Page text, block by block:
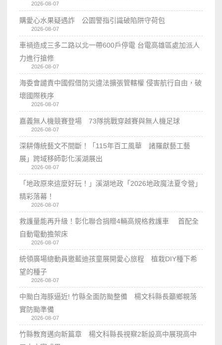
2026-08-07
購愛心水果疑遇詐 公園警指引識破陷阱守荷包
2026-08-07
車禍造成三多二路以北一帶600戶停電 台電高雄區處加派人
力進行搶修
2026-08-07
海委會譴責中國假借防災違法擴張管轄權 侵害航行自由，破
壞國際秩序
2026-08-07
嘉義無人機競賽登場 73隊挑戰穿越賽與無人機足球
2026-08-07
深耕傳統藝文不間斷！「115年百工風華 諸羅獻藝工藝
展」跨域移師彰化溪湖展出
2026-08-07
「地政原來這麼好玩！」溪湖地政「2026地政魔法夏令營」
精彩落幕！
2026-08-07
救護量能再升級！彰化聯合捐贈4輛高規格救護車 首配全
自動電動擔架床
2026-08-07
統領廣場總動員邀藍迪孩童展開愛心旅程 植栽DIY種下希
望的種子
2026-08-07
中颱白海豚逼近! 竹縣全面防颱整備 楊文科縣長籲鄉親落
實防颱準備
2026-08-07
竹縣教育邁向新篇章 楊文科縣長視察2新設高中展現高中